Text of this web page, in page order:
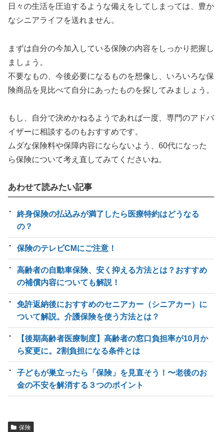
日々の生活を圧迫するような備えをしてしまっては、豊か
なシニアライフを送れません。
まずは自分の今加入している保険の内容をしっかり把握し
ましょう。
不要なもの、今後必要になるものを想像し、いろいろな保
険商品を見比べて自分にあったものを探してみましょう。
もし、自分で決めかねるようであれば一度、専門のアドバ
イザーに相談するのもおすすめです。
ムダな保険料や保障内容にならないよう、60代になった
ら保険について考え直してみてくださいね。
あわせて読みたい記事
終身保険の払込みが満了したら医療特約はどうなる
の？
保険のテレビCMにご注意！
高齢者の自動車保険、安く抑える方法とは？おすすめ
の補償内容についても解説！
免許返納後におすすめのセニアカー（シニアカー）に
ついて解説。介護保険を使う方法とは？
【後期高齢者医療制度】高齢者の窓口負担率が10月か
ら変更に。2割負担になる条件とは
子どもが巣立ったら「保険」を見直そう！〜老後のお
金の不安を解消する３つのポイント
保険